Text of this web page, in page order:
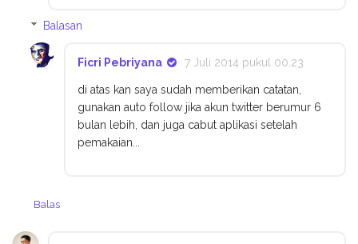
Balasan
Ficri Pebriyana 7 Juli 2014 pukul 00.23
di atas kan saya sudah memberikan catatan,
gunakan auto follow jika akun twitter berumur 6
bulan lebih, dan juga cabut aplikasi setelah
pemakaian...
Balas